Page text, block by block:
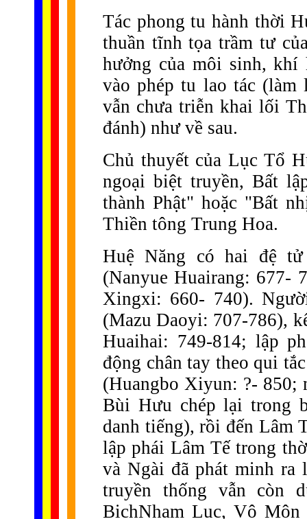
Tác phong tu hành thời
thuần tĩnh tọa trầm tư
hưởng của môi sinh, khí
vào phép tu lao tác (làm
vẫn chưa triễn khai lối
đánh) như về sau.
Chủ thuyết của Lục Tổ
ngoại biệt truyền, Bất
thành Phật" hoặc "Bất
Thiền tông Trung Hoa.
Huệ Năng có hai đệ
(Nanyue Huairang: 677-
Xingxi: 660- 740).
(Mazu Daoyi: 707-786),
Huaihai: 749-814; lập
động chân tay theo qui
(Huangbo Xiyun: ?- 850;
Bùi Hưu chép lại trong
danh tiếng), rồi đến Lâm
lập phái Lâm Tế trong
và Ngài đã phát minh ra
truyền thống vẫn còn
BichNham Lục, Vô Môn